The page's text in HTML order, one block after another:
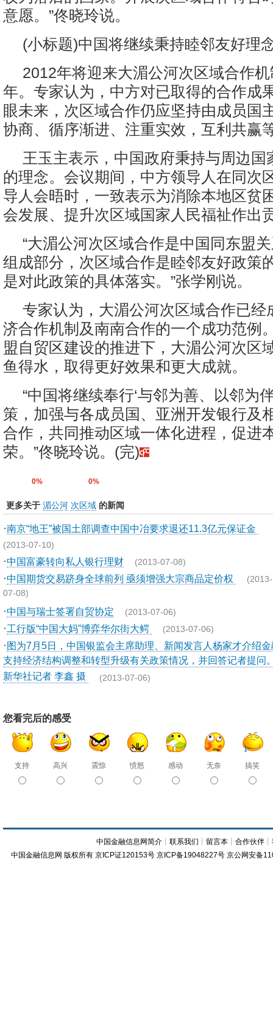
意愿。”佟晓玲说。
(小标题)中国将继续秉持睦邻友好理
2012年将迎来大湄公河次区域合作
年。专家认为，中方对已取得的合作成
眼未来，次区域合作仍应坚持由成员国
协商、循序渐进、注重实效，互利共赢
王玉主表示，中国政府秉持与周边国
的理念。会议期间，中方领导人在同次
导人会晤时，一致表示为消除本地区贫
会发展、提升次区域国家人民福祉作出
“大湄公河次区域合作是中国同东盟
组成部分，次区域合作是睦邻友好政策
是对此政策的具体落实。”张学刚说。
专家认为，大湄公河次区域合作已经
济合作机制及南南合作的一个成功范例
盟自贸区建设的推进下，大湄公河次区
鱼得水，取得更好效果和更大成就。
“中国将继续奉行‘与邻为善、以邻为
策，加强与各成员国、亚洲开发银行及
合作，共同推动区域一体化进程，促进
荣。”佟晓玲说。(完)
0% 0%
更多关于 湄公河 次区域 的新闻
·南京“地王”被国土部调查中国中冶要求退还11.3亿元保证金
(2013-07-10)
·中国富豪转向私人银行理财 (2013-07-08)
·中国期货交易跻身全球前列 亟须增强大宗商品定价权 (2013-
07-08)
·中国与瑞士签署自贸协定 (2013-07-06)
·工行版“中国大妈”博弈华尔街大鳄 (2013-07-06)
·图为7月5日，中国银监会主席助理、新闻发言人杨家才介绍
支持经济结构调整和转型升级有关政策情况，并回答记者提问
新华社记者 李鑫 摄
(2013-07-06)
您看完后的感受
支持 高兴 震惊 愤怒 感动 无奈 搞笑
中国金融信息网简介 ┊联系我们 ┊ 留言本 ┊合作伙伴 ┊
中国金融信息网 版权所有 京ICP证120153号 京ICP备19048227号 京公网安备